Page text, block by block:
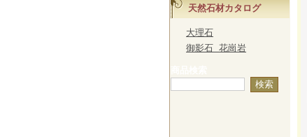
天然石材カタログ
大理石
御影石 花崗岩